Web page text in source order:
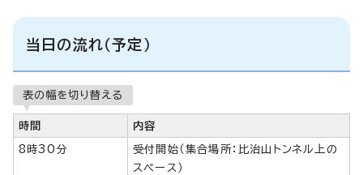
当日の流れ（予定）
表の幅を切り替える
時間 内容
8時30分
受付開始（集合場所：比治山トンネル上の
スペース）